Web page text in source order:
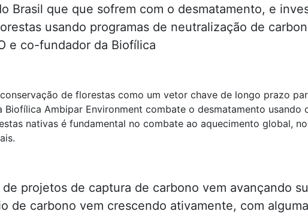
Brasil que que sofrem com o desmatamento, e
usando programas de neutralização de
e co-fundador da Biofílica
de florestas como um vetor chave de longo prazo
Biofílica Ambipar Environment combate o desmatamento
nativas é fundamental no combate ao aquecimento global,
de projetos de captura de carbono vem avançando
de carbono vem crescendo ativamente, com